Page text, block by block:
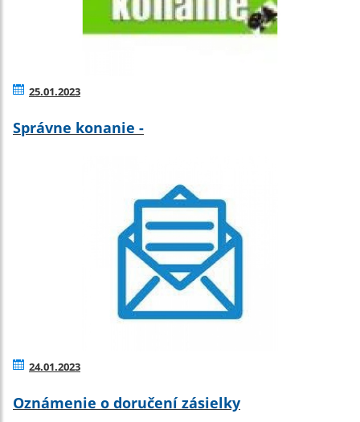
25.01.2023
Správne konanie -
24.01.2023
Oznámenie o doručení zásielky